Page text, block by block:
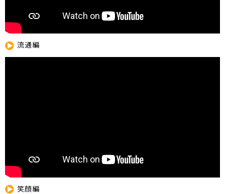
流通編
笑顔編